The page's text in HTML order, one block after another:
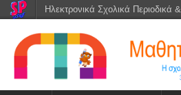
Ηλεκτρονικά Σχολικά Περιοδικά